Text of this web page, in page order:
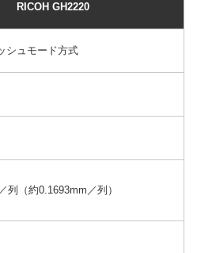
RICOH GH2220
シュモード方式
列（約0.1693mm／列）